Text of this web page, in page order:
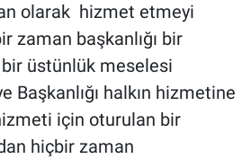
olarak hizmet etmeyi
zaman başkanlığı bir
üstünlük meselesi
Başkanlığı halkın hizmetine
için oturulan bir
hiçbir zaman